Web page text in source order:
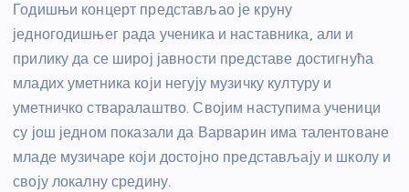
Годишњи концерт представљао је круну
једногодишњег рада ученика и наставника, али и
прилику да се широј јавности представе достигнућа
младих уметника који негују музичку културу и
уметничко стваралаштво. Својим наступима ученици
су још једном показали да Варварин има талентоване
младе музичаре који достојно представљају и школу и
своју локалну средину.